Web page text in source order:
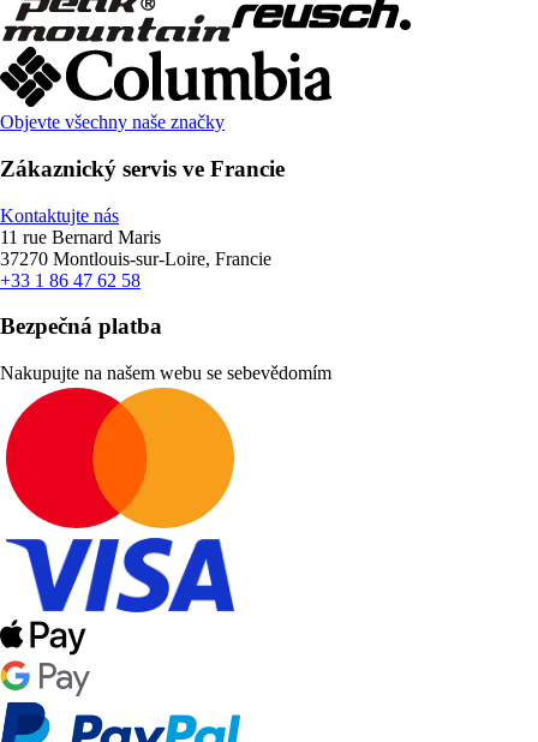
Objevte všechny naše značky
Zákaznický servis ve Francie
Kontaktujte nás
11 rue Bernard Maris
37270 Montlouis-sur-Loire, Francie
+33 1 86 47 62 58
Bezpečná platba
Nakupujte na našem webu se sebevědomím